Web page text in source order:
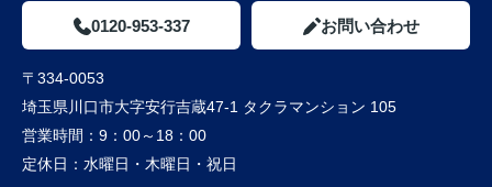
0120-953-337 お問い合わせ
〒334-0053
埼玉県川口市大字安行吉蔵47-1 タクラマンション 105
営業時間： 9：00～18：00
定休日： 水曜日・木曜日・祝日